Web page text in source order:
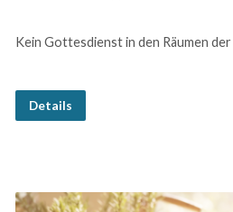
Kein Gottesdienst in den Räumen der
Details